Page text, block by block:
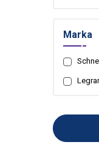
Marka